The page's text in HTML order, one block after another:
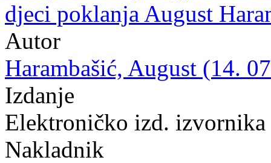
djeci poklanja August
Autor
Harambašić, August (14.
Izdanje
Elektroničko izd.
Nakladnik